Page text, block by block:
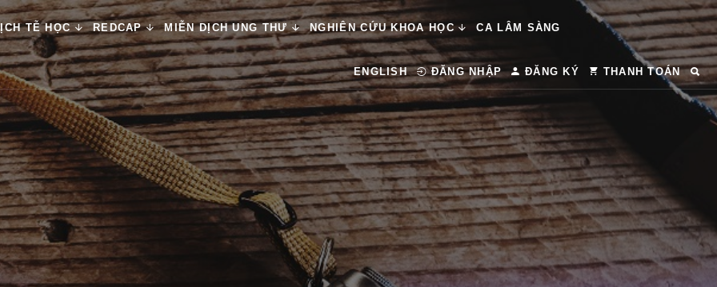
TỄ HỌC REDCAP MIỄN DỊCH UNG THƯ NGHIÊN CỨU KHOA HỌC CA LÂM SÀNG
ENGLISH ĐĂNG NHẬP ĐĂNG KÝ THANH TOÁN